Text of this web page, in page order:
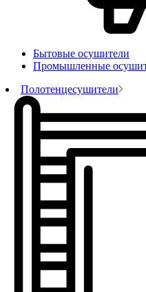
Бытовые осушители
Промышленные
Полотенцесушители